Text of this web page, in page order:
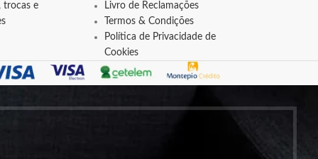
trocas e
Livro de Reclamações
Termos & Condições
Política de Privacidade de
Cookies